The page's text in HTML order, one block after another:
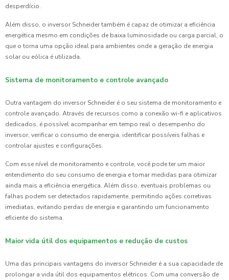
desperdício.
Além disso, o inversor Schneider também é capaz de otimizar a eficiência
energética mesmo em condições de baixa luminosidade ou carga parcial, o
que o torna uma opção ideal para ambientes onde a geração de energia
solar ou eólica é utilizada.
Sistema de monitoramento e controle avançado
Outra vantagem do inversor Schneider é o seu sistema de monitoramento e
controle avançado. Através de recursos como a conexão wi-fi e aplicativos
dedicados, é possível acompanhar em tempo real o desempenho do
inversor, verificar o consumo de energia, identificar possíveis falhas e
controlar ajustes e configurações.
Com esse nível de monitoramento e controle, você pode ter um maior
entendimento do seu consumo de energia e tomar medidas para otimizar
ainda mais a eficiência energética. Além disso, eventuais problemas ou
falhas podem ser detectados rapidamente, permitindo ações corretivas
imediatas, evitando perdas de energia e garantindo um funcionamento
eficiente do sistema.
Maior vida útil dos equipamentos e redução de custos
Uma das principais vantagens do inversor Schneider é a sua capacidade de
prolongar a vida útil dos equipamentos elétricos. Com uma conversão de